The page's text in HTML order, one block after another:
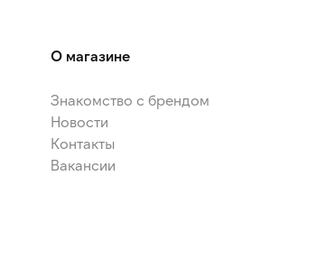
О магазине
Знакомство с брендом
Новости
Контакты
Вакансии